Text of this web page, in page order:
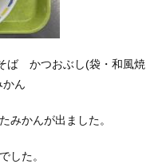
かつおぶし(袋・和風焼
ん
みかんが出ました。
した。